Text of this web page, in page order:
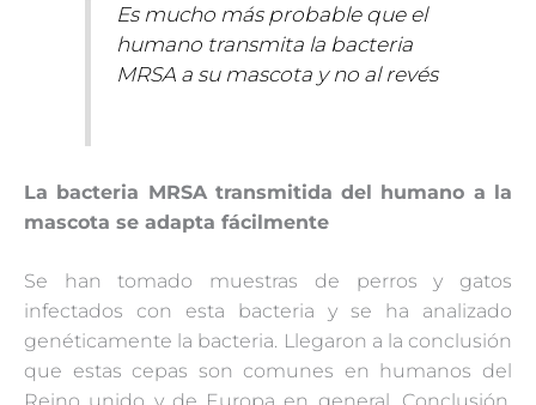
Es mucho más probable que el
humano transmita la bacteria
MRSA a su mascota y no al revés
La bacteria MRSA transmitida del humano a la
mascota se adapta fácilmente
Se han tomado muestras de perros y gatos
infectados con esta bacteria y se ha analizado
genéticamente la bacteria. Llegaron a la conclusión
que estas cepas son comunes en humanos del